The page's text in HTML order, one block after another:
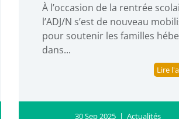
À l’occasion de la rentrée
l’ADJ/N s’est de nouveau
pour soutenir les familles
dans...
Lire
30 Sep 2025 | Actualités